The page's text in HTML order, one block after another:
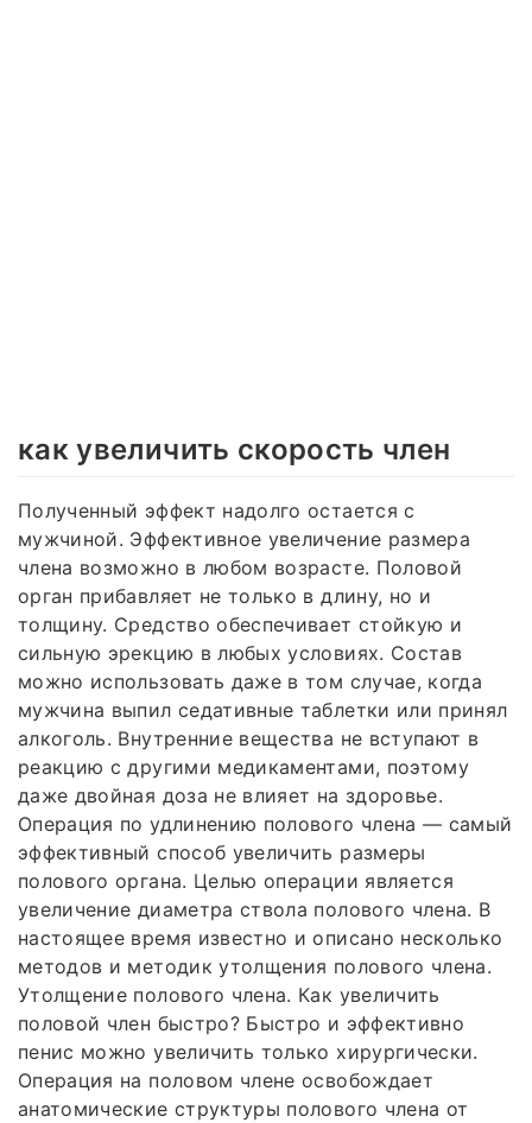
как увеличить скорость член
Полученный эффект надолго остается с
мужчиной. Эффективное увеличение размера
члена возможно в любом возрасте. Половой
орган прибавляет не только в длину, но и
толщину. Средство обеспечивает стойкую и
сильную эрекцию в любых условиях. Состав
можно использовать даже в том случае, когда
мужчина выпил седативные таблетки или принял
алкоголь. Внутренние вещества не вступают в
реакцию с другими медикаментами, поэтому
даже двойная доза не влияет на здоровье.
Операция по удлинению полового члена — самый
эффективный способ увеличить размеры
полового органа. Целью операции является
увеличение диаметра ствола полового члена. В
настоящее время известно и описано несколько
методов и методик утолщения полового члена.
Утолщение полового члена. Как увеличить
половой член быстро? Быстро и эффективно
пенис можно увеличить только хирургически.
Операция на половом члене освобождает
анатомические структуры полового члена от